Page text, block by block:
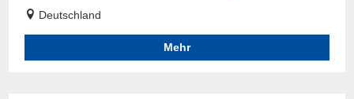
Deutschland
Mehr